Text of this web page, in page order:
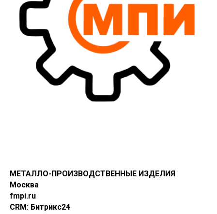
МЕТАЛЛО-ПРОИЗВОДСТВЕННЫЕ ИЗДЕЛИЯ
Москва
fmpi.ru
CRM: Битрикс24